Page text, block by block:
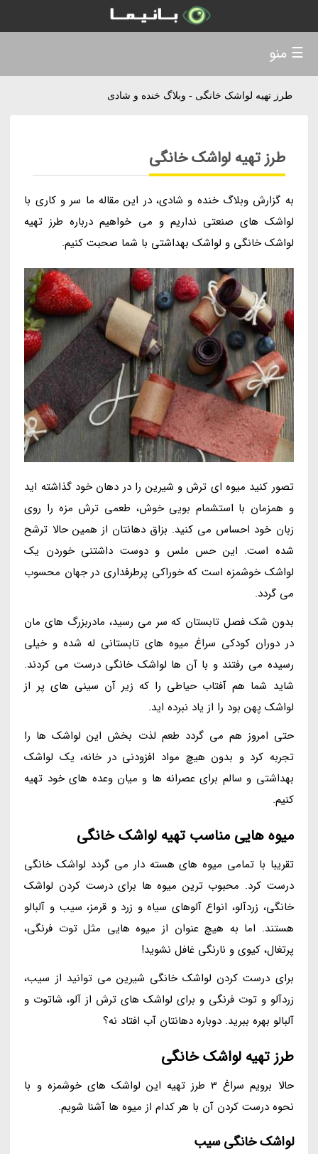
طرز تهیه لواشک خانگی - وبلاگ خنده و شادی
طرز تهیه لواشک خانگی
به گزارش وبلاگ خنده و شادی، در این مقاله ما سر و کاری با
لواشک های صنعتی نداریم و می خواهیم درباره طرز تهیه
لواشک خانگی و لواشک بهداشتی با شما صحبت کنیم.
تصور کنید میوه ای ترش و شیرین را در دهان خود گذاشته اید
و همزمان با استشمام بویی خوش، طعمی ترش مزه را روی
زبان خود احساس می کنید. بزاق دهانتان از همین حالا ترشح
شده است. این حس ملس و دوست داشتنی خوردن یک
لواشک خوشمزه است که خوراکی پرطرفداری در جهان محسوب
می گردد.
بدون شک فصل تابستان که سر می رسید، مادربزرگ های مان
در دوران کودکی سراغ میوه های تابستانی له شده و خیلی
رسیده می رفتند و با آن ها لواشک خانگی درست می کردند.
شاید شما هم آفتاب حیاطی را که زیر آن سینی های پر از
لواشک پهن بود را از یاد نبرده اید.
حتی امروز هم می گردد طعم لذت بخش این لواشک ها را
تجربه کرد و بدون هیچ مواد افزودنی در خانه، یک لواشک
بهداشتی و سالم برای عصرانه ها و میان وعده های خود تهیه
کنیم.
میوه هایی مناسب تهیه لواشک خانگی
تقریبا با تمامی میوه های هسته دار می گردد لواشک خانگی
درست کرد. محبوب ترین میوه ها برای درست کردن لواشک
خانگی، زردآلو، انواع آلوهای سیاه و زرد و قرمز، سیب و آلبالو
هستند. اما به هیچ عنوان از میوه هایی مثل توت فرنگی،
پرتغال، کیوی و نارنگی غافل نشوید!
برای درست کردن لواشک خانگی شیرین می توانید از سیب،
زردآلو و توت فرنگی و برای لواشک های ترش از آلو، شاتوت و
آلبالو بهره ببرید. دوباره دهانتان آب افتاد نه؟
طرز تهیه لواشک خانگی
حالا برویم سراغ 3 طرز تهیه این لواشک های خوشمزه و با
نحوه درست کردن آن با هر کدام از میوه ها آشنا شویم.
لواشک خانگی سیب
☰ منو